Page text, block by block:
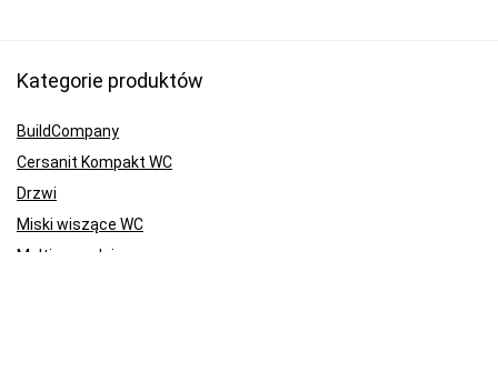
Kategorie produktów
BuildCompany
Cersanit Kompakt WC
Drzwi
Miski wiszące WC
Multinarzędzia